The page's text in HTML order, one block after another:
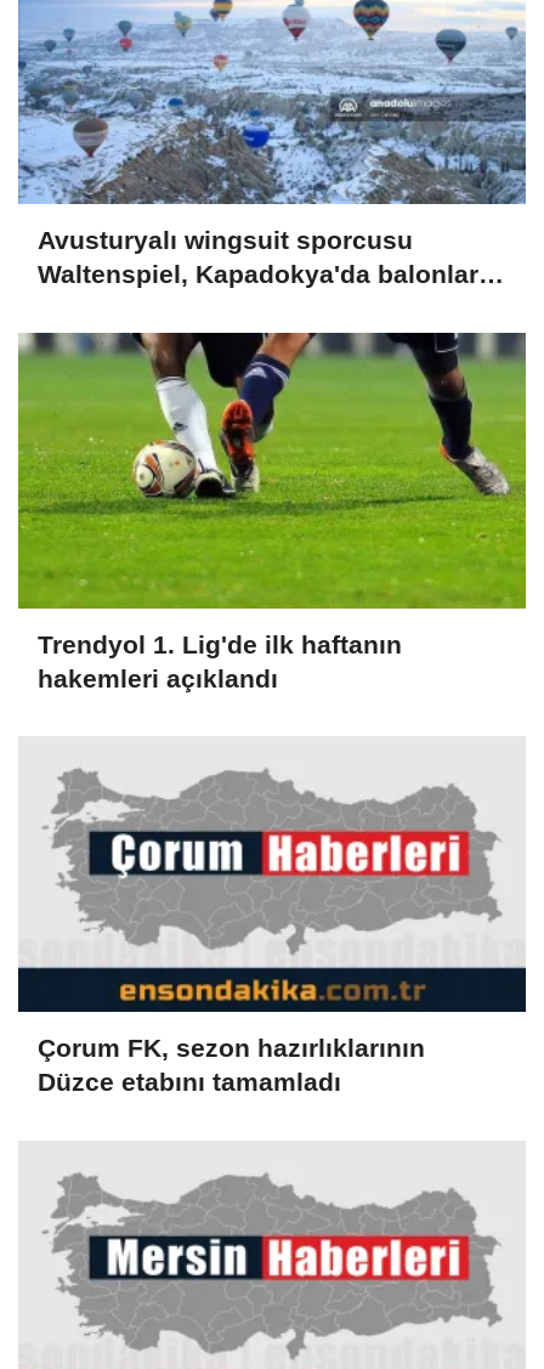
Avusturyalı wingsuit sporcusu
Waltenspiel, Kapadokya'da balonlar
Trendyol 1. Lig'de ilk haftanın
hakemleri açıklandı
Çorum FK, sezon hazırlıklarının
Düzce etabını tamamladı